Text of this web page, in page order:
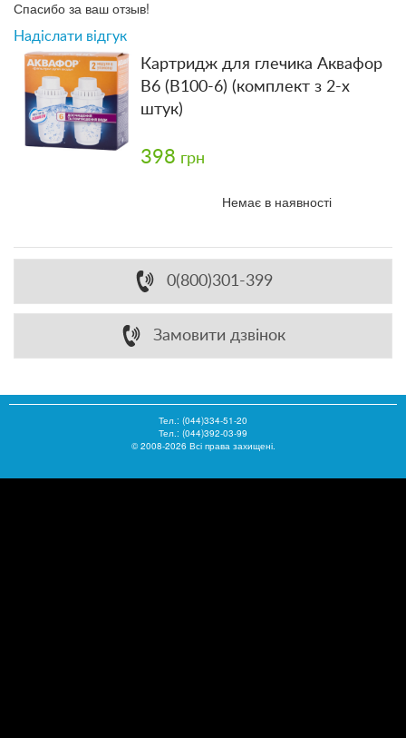
Спасибо за ваш отзыв!
Надіслати відгук
Картридж для глечика Аквафор
В6 (В100-6) (комплект з 2-х
штук)
398 грн
Немає в наявності
0(800)301-399
Замовити дзвінок
Тел.: (044)334-51-20
Тел.: (044)392-03-99
© 2008-2026 Всі права захищені.